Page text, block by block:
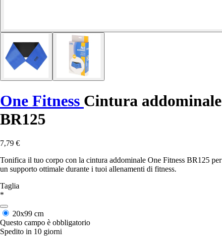
One Fitness Cintura addominale
BR125
7,79 €
Tonifica il tuo corpo con la cintura addominale One Fitness BR125 per
un supporto ottimale durante i tuoi allenamenti di fitness.
Taglia
*
20x99 cm
Questo campo è obbligatorio
Spedito in 10 giorni